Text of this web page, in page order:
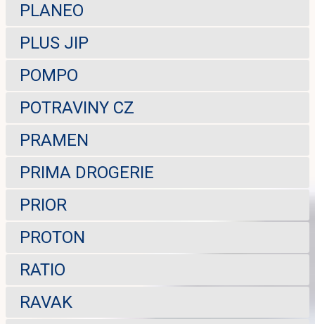
PLANEO
PLUS JIP
POMPO
POTRAVINY CZ
PRAMEN
PRIMA DROGERIE
PRIOR
PROTON
RATIO
RAVAK